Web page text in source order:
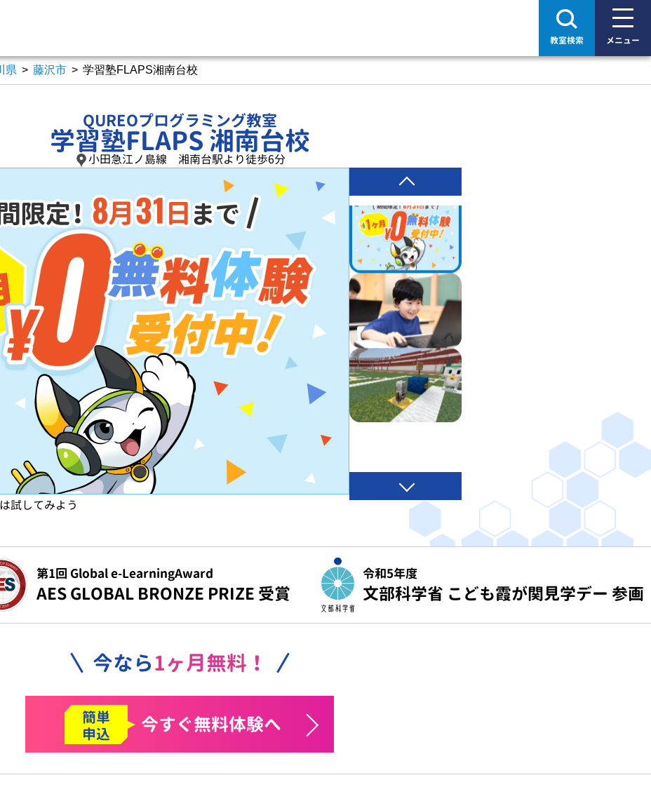
教室検索 メニュー
県 > 藤沢市 > 学習塾FLAPS湘南台校
QUREOプログラミング教室
学習塾FLAPS 湘南台校
小田急江ノ島線 湘南台駅より徒歩6分
試してみよう
第1回 Global e-LearningAward
AES GLOBAL BRONZE PRIZE 受賞
令和5年度
文部科学省 こども霞が関見学デー 参画
今なら1ヶ月無料！
簡単
申込
今すぐ無料体験へ